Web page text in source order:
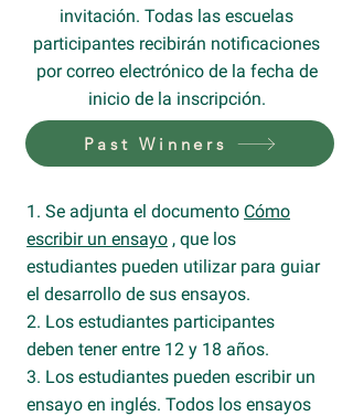
invitación. Todas las escuelas
participantes recibirán notificaciones
por correo electrónico de la fecha de
inicio de la inscripción.
Past Winners
1. Se adjunta el documento Cómo
escribir un ensayo , que los
estudiantes pueden utilizar para guiar
el desarrollo de sus ensayos.
2. Los estudiantes participantes
deben tener entre 12 y 18 años.
3. Los estudiantes pueden escribir un
ensayo en inglés. Todos los ensayos